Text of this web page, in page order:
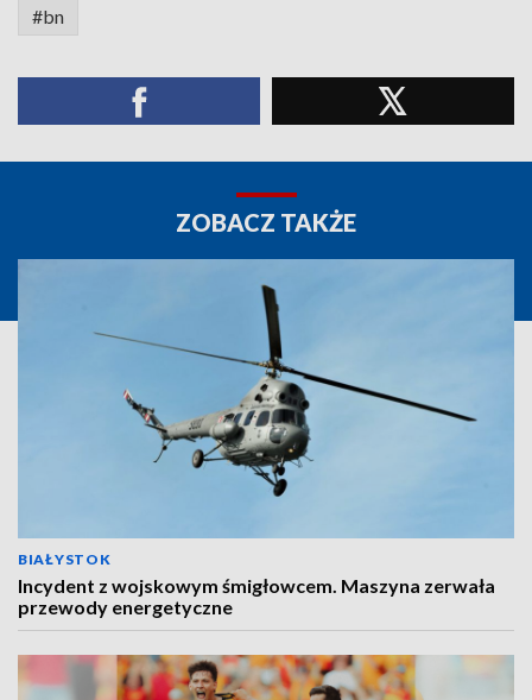
#bn
ZOBACZ TAKŻE
BIAŁYSTOK
Incydent z wojskowym śmigłowcem. Maszyna zerwała
przewody energetyczne